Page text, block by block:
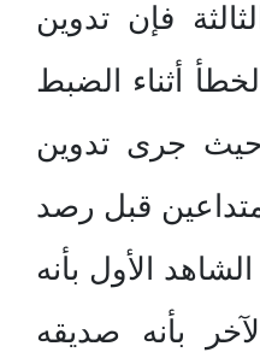
فإن تدوين
أثناء الضبط
جرى تدوين
قبل رصد
الأول بأنه
بأنه صديقه